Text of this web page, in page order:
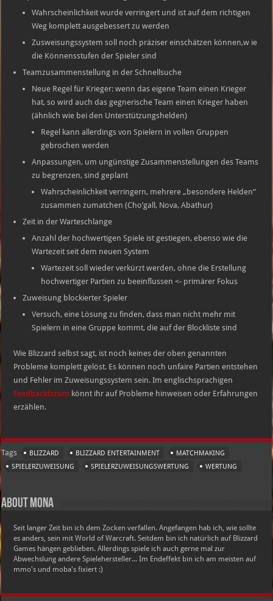
Wahrscheinlichkeit wurde verringert und ist auf dem richtigen
Weg komplett ausgebessert zu werden
Zusweisungssystem soll noch präziser einschätzen können,w ie
die Könnensstufen der Spieler sind
Teamzusammenstellung in der Schnellsuche
Neue Regel für Krieger: wenn das eigene Team einen Krieger
hat, so wird auch das gegnerische Team einen Krieger haben
(ähnlich wie bei den Unterstützungshelden)
Regel kann allerdings von Spielern in vollen Gruppen
gebrochen werden
Anpassungen, um ungünstige Zusammenstellungen des Teams
zu begrenzen, sind geplant
Wahrscheinlichkeit verringern, mehrere „besondere Helden“
zusammen zumatchen (Cho’gall, Nova, Abathur)
Zeit in der Warteschlange
Anzahl der hochwertigen Spiele ist gestiegen, ebenso wie die
Wartezeit seit dem neuen System
Wartezeit soll wieder verkürzt werden, ohne die Erstellung
hochwertiger Partien zu beeinflussen <- primärer Fokus
Zuweisung blockierter Spieler
Versuch, eine Lösung zu finden, dass man nicht mehr mit
Spielern in eine Gruppe kommt, die auf der Blockliste sind
Wie Blizzard selbst sagt, ist noch keines der oben genannten
Probleme komplett gelöst. Es können noch unfaire Partien entstehen
und Fehler im Zuweisungssystem sein. Im englischsprachigen
Feedbackforum könnt ihr auf Probleme hinweisen oder Erfahrungen
erzählen.
Tags BLIZZARD BLIZZARD ENTERTAINMENT
MATCHMAKING
SPIELERZUWEISUNG
SPIELERZUWEISUNGSWERTUNG WERTUNG
About Mona
Seit langer Zeit bin ich dem Zocken verfallen. Angefangen hab ich, wie sollte
es anders, sein mit World of Warcraft. Seitdem bin ich natürlich auf Blizzard
Games hängen geblieben. Allerdings spiele ich auch gerne mal zur
Abwechslung andere Spielehersteller... Im Endeffekt bin ich am meisten auf
mmo's und moba's fixiert :)